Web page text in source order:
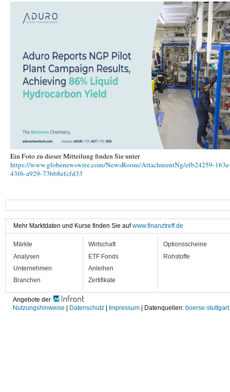
Ein Foto zu dieser Mitteilung finden Sie unter
https://www.globenewswire.com/NewsRoom/AttachmentNg/efb24259-
43f6-a929-73bb8efcfd33
Mehr Marktdaten und Kurse finden Sie aufwww.finanztreff.de
Märkte
Analysen
Unternehmen
Branchen
Wirtschaft
ETF Fonds
Anleihen
Zertifikate
Optionsscheine
Rohstoffe
Angebote der
Nutzungshinweise | Datenschutz | Impressum | Datenquellen: boerse-